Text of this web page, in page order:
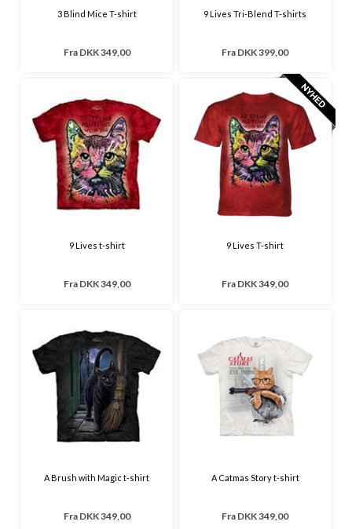
3 Blind Mice T-shirt
Fra DKK 349,00
9 Lives Tri-Blend T-shirts
Fra DKK 399,00
9 Lives t-shirt
Fra DKK 349,00
9 Lives T-shirt
Fra DKK 349,00
A Brush with Magic t-shirt
Fra DKK 349,00
A Catmas Story t-shirt
Fra DKK 349,00